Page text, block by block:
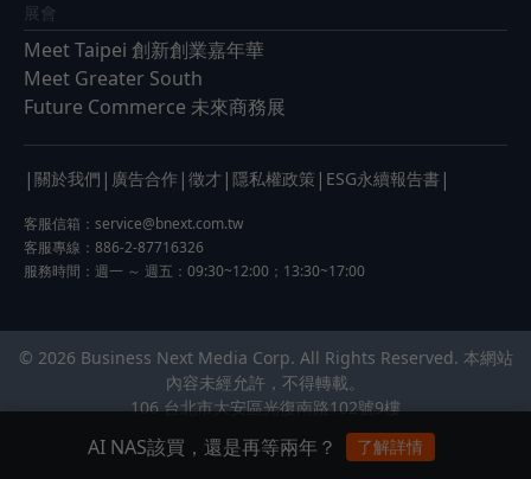
展會
Meet Taipei 創新創業嘉年華
Meet Greater South
Future Commerce 未來商務展
| 關於我們 | 廣告合作 | 徵才 | 隱私權政策 | ESG永續報告書 |
客服信箱： service@bnext.com.tw
客服專線：886-2-87716326
服務時間：週一 ～ 週五：09:30~12:00；13:30~17:00
© 2026 Business Next Media Corp. All Rights Reserved. 本網站
內容未經允許，不得轉載。
106 台北市大安區光復南路102號9樓
AI NAS該買，還是再等兩年？ 了解詳情